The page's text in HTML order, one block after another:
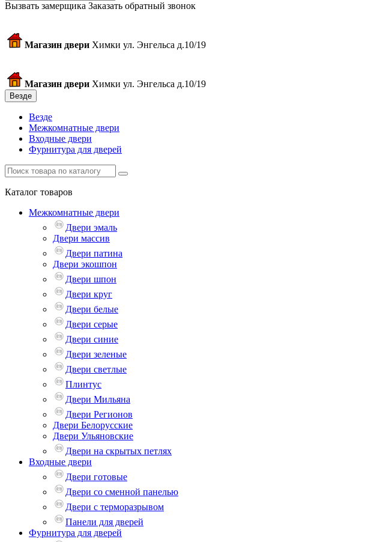
Вызвать замерщика Заказать обратный звонок
Магазин двери Химки ул. Энгельса д.10/19
Магазин двери Химки ул. Энгельса д.10/19
Везде
Везде
Межкомнатные двери
Входные двери
Фурнитура для дверей
Каталог товаров
Межкомнатные двери
Двери эмаль
Двери массив
Двери патина
Двери экошпон
Двери шпон
Двери круг
Двери белые
Двери серые
Двери синие
Двери зеленые
Двери светлые
Плинтус
Двери Мильяна
Двери Регионов
Двери Белорусские
Двери Ульяновские
Двери на скрытых петлях
Входные двери
Двери готовые
Двери со сменной панелью
Двери с терморазрывом
Панели для дверей
Фурнитура для дверей